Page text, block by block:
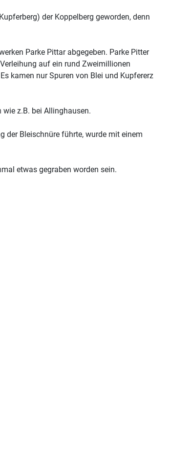
der Koppelberg geworden, denn
Parke Pittar abgegeben. Parke Pitter
auf ein rund Zweimillionen
kamen nur Spuren von Blei und Kupfererz
z.B. bei Allinghausen.
der Bleischnüre führte, wurde mit einem
etwas gegraben worden sein.